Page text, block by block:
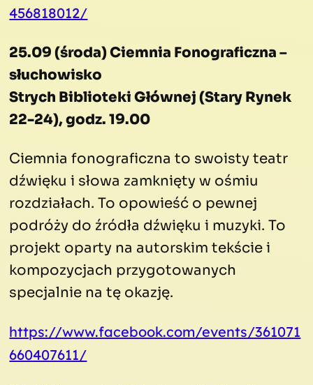
456818012/
25.09 (środa) Ciemnia Fonograficzna –
słuchowisko
Strych Biblioteki Głównej (Stary Rynek
22-24), godz. 19.00
Ciemnia fonograficzna to swoisty teatr
dźwięku i słowa zamknięty w ośmiu
rozdziałach. To opowieść o pewnej
podróży do źródła dźwięku i muzyki. To
projekt oparty na autorskim tekście i
kompozycjach przygotowanych
specjalnie na tę okazję.
https://www.facebook.com/events/361071
660407611/